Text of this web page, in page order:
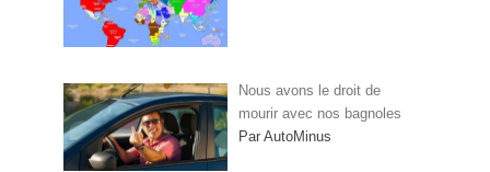
Nous avons le droit de
mourir avec nos bagnoles
Par AutoMinus